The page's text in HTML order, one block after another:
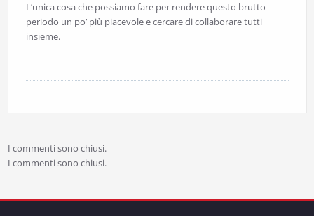
L’unica cosa che possiamo fare per rendere questo brutto
periodo un po’ più piacevole e cercare di collaborare tutti
insieme.
I commenti sono chiusi.
I commenti sono chiusi.